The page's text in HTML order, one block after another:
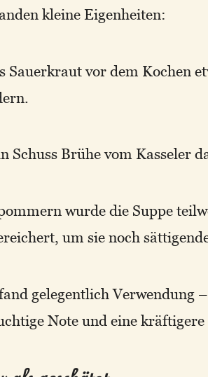
kleine Eigenheiten:
Sauerkraut vor dem Kochen
Schuss Brühe vom Kasseler
wurde die Suppe
um sie noch
gelegentlich Verwendung
Note und eine kräftigere